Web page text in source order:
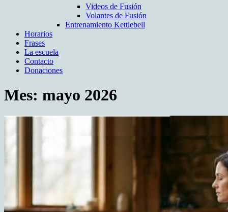
Videos de Fusión
Volantes de Fusión
Entrenamiento Kettlebell
Horarios
Frases
La escuela
Contacto
Donaciones
Mes: mayo 2026